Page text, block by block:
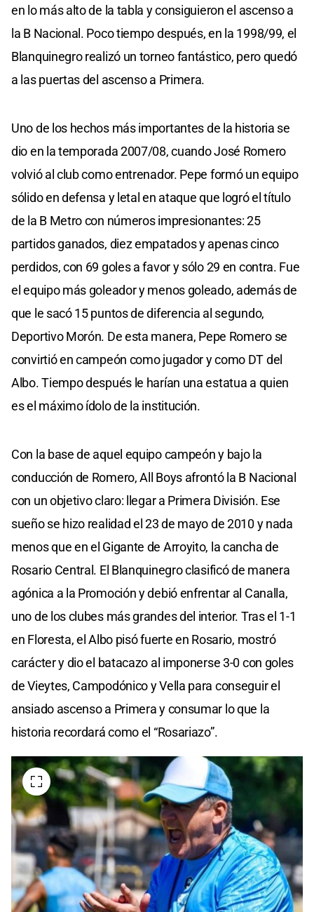
en lo más alto de la tabla y consiguieron el ascenso a
la B Nacional. Poco tiempo después, en la 1998/99, el
Blanquinegro realizó un torneo fantástico, pero quedó
a las puertas del ascenso a Primera.
Uno de los hechos más importantes de la historia se
dio en la temporada 2007/08, cuando José Romero
volvió al club como entrenador. Pepe formó un equipo
sólido en defensa y letal en ataque que logró el título
de la B Metro con números impresionantes: 25
partidos ganados, diez empatados y apenas cinco
perdidos, con 69 goles a favor y sólo 29 en contra. Fue
el equipo más goleador y menos goleado, además de
que le sacó 15 puntos de diferencia al segundo,
Deportivo Morón. De esta manera, Pepe Romero se
convirtió en campeón como jugador y como DT del
Albo. Tiempo después le harían una estatua a quien
es el máximo ídolo de la institución.
Con la base de aquel equipo campeón y bajo la
conducción de Romero, All Boys afrontó la B Nacional
con un objetivo claro: llegar a Primera División. Ese
sueño se hizo realidad el 23 de mayo de 2010 y nada
menos que en el Gigante de Arroyito, la cancha de
Rosario Central. El Blanquinegro clasificó de manera
agónica a la Promoción y debió enfrentar al Canalla,
uno de los clubes más grandes del interior. Tras el 1-1
en Floresta, el Albo pisó fuerte en Rosario, mostró
carácter y dio el batacazo al imponerse 3-0 con goles
de Vieytes, Campodónico y Vella para conseguir el
ansiado ascenso a Primera y consumar lo que la
historia recordará como el “Rosariazo”.